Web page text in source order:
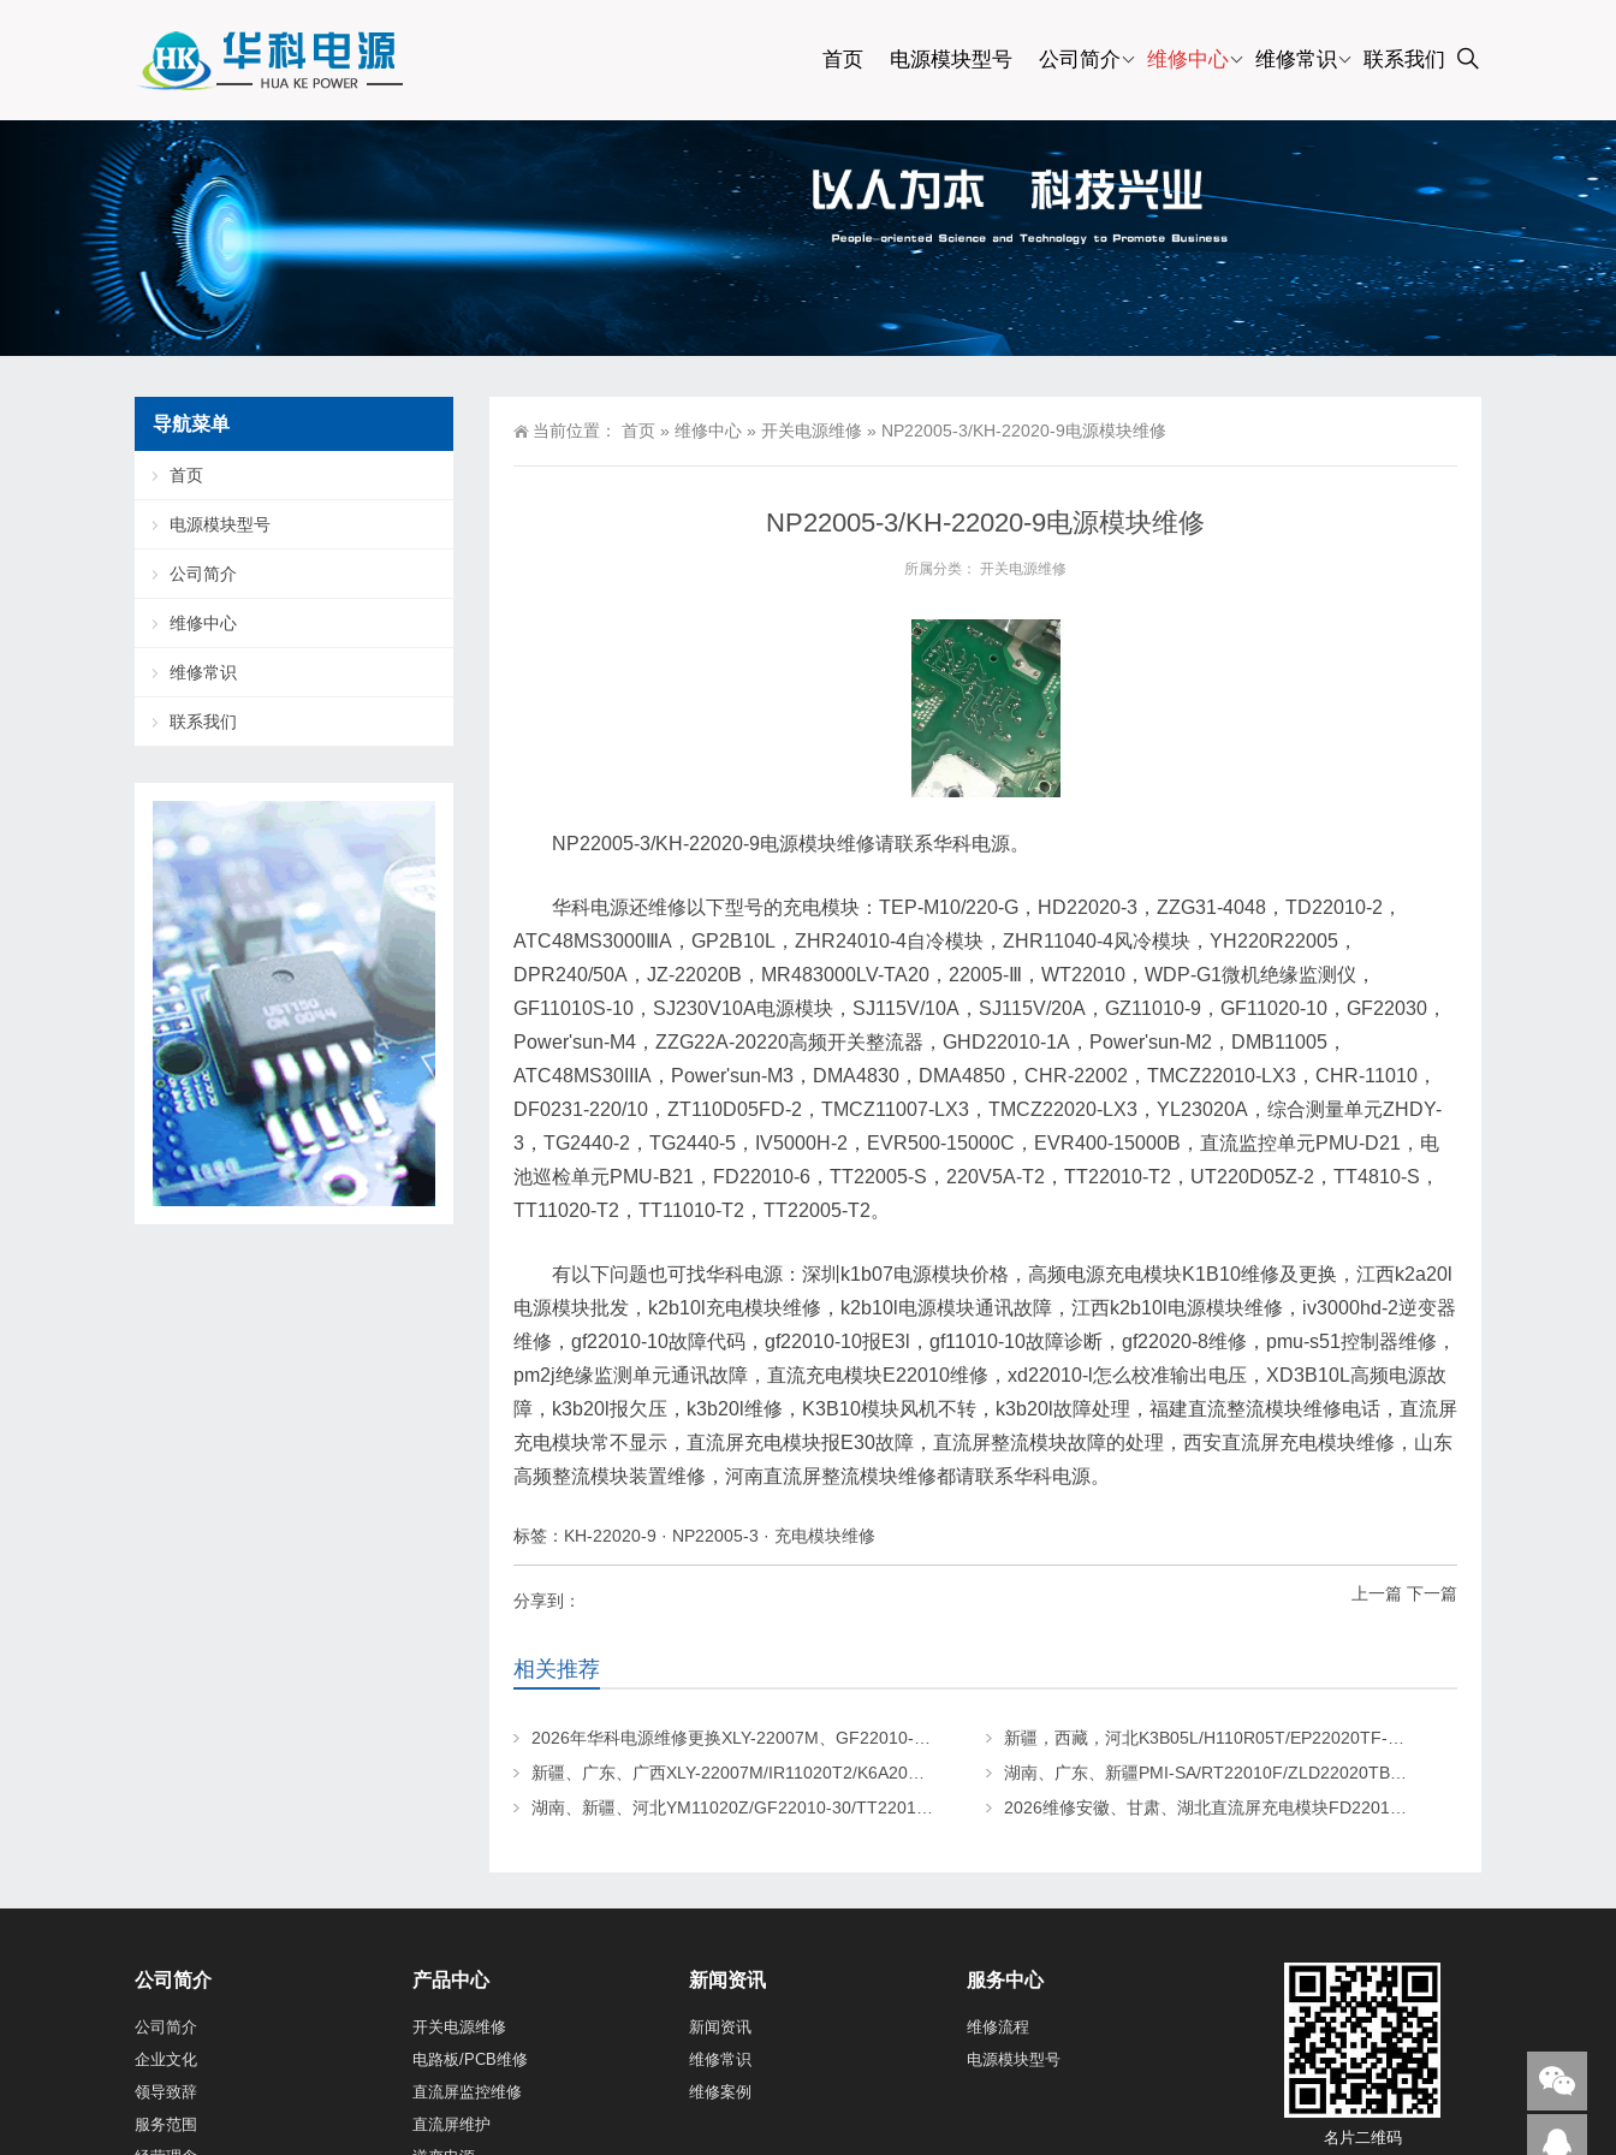
首页 电源模块型号 公司简介 维修中心 维修常识 联系我们
当前位置： 首页 » 维修中心 » 开关电源维修 » NP22005-3/KH-22020-9电源模块维修
NP22005-3/KH-22020-9电源模块维修
所属分类： 开关电源维修
NP22005-3/KH-22020-9电源模块维修请联系华科电源。
华科电源还维修以下型号的充电模块：TEP-M10/220-G，HD22020-3，ZZG31-4048，TD22010-2，
ATC48MS3000ⅢA，GP2B10L，ZHR24010-4自冷模块，ZHR11040-4风冷模块，YH220R22005，
DPR240/50A，JZ-22020B，MR483000LV-TA20，22005-Ⅲ，WT22010，WDP-G1微机绝缘监测仪，
GF11010S-10，SJ230V10A电源模块，SJ115V/10A，SJ115V/20A，GZ11010-9，GF11020-10，GF22030，
Power'sun-M4，ZZG22A-20220高频开关整流器，GHD22010-1A，Power'sun-M2，DMB11005，
ATC48MS30IIIA，Power'sun-M3，DMA4830，DMA4850，CHR-22002，TMCZ22010-LX3，CHR-11010，
DF0231-220/10，ZT110D05FD-2，TMCZ11007-LX3，TMCZ22020-LX3，YL23020A，综合测量单元ZHDY-
3，TG2440-2，TG2440-5，IV5000H-2，EVR500-15000C，EVR400-15000B，直流监控单元PMU-D21，电
池巡检单元PMU-B21，FD22010-6，TT22005-S，220V5A-T2，TT22010-T2，UT220D05Z-2，TT4810-S，
TT11020-T2，TT11010-T2，TT22005-T2。
有以下问题也可找华科电源：深圳k1b07电源模块价格，高频电源充电模块K1B10维修及更换，江西k2a20l
电源模块批发，k2b10l充电模块维修，k2b10l电源模块通讯故障，江西k2b10l电源模块维修，iv3000hd-2逆变器
维修，gf22010-10故障代码，gf22010-10报E3l，gf11010-10故障诊断，gf22020-8维修，pmu-s51控制器维修，
pm2j绝缘监测单元通讯故障，直流充电模块E22010维修，xd22010-l怎么校准输出电压，XD3B10L高频电源故
障，k3b20l报欠压，k3b20l维修，K3B10模块风机不转，k3b20l故障处理，福建直流整流模块维修电话，直流屏
充电模块常不显示，直流屏充电模块报E30故障，直流屏整流模块故障的处理，西安直流屏充电模块维修，山东
高频整流模块装置维修，河南直流屏整流模块维修都请联系华科电源。
标签： KH-22020-9 · NP22005-3 · 充电模块维修
上一篇 下一篇
分享到：
相关推荐
湖南、广东、新疆PMI-SA/RT22010F/ZLD22020TB电源模块维修更换
导航菜单
首页
电源模块型号
公司简介
维修中心
维修常识
联系我们
公司简介
公司简介
企业文化
领导致辞
服务范围
产品中心
开关电源维修
电路板/PCB维修
直流屏监控维修
直流屏维护
新闻资讯
新闻资讯
维修常识
维修案例
服务中心
维修流程
电源模块型号
名片二维码